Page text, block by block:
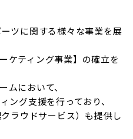
ツに関する様々な事業を展
ケティング事業】の確立を
ムにおいて、
ング支援を行っており、
ラウドサービス）も提供し